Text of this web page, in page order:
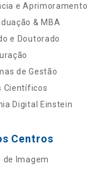
e Aprimoramento
& MBA
e Doutorado
de Gestão
Científicos
Digital Einstein
Centros
de Imagem